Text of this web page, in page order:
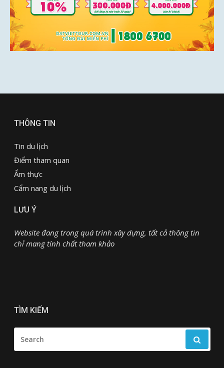
THÔNG TIN
Tin du lịch
Điểm tham quan
Ẩm thực
Cẩm nang du lịch
LƯU Ý
Website đang trong quá trình xây dựng, tất cả thông tin
chỉ mang tính chất tham khảo
TÌM KIẾM
FOR: